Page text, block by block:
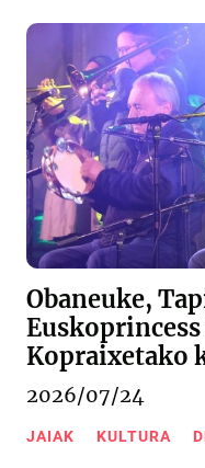
Obaneuke,
Kopraixetako
2026/07/24
JAIAK KULTURA